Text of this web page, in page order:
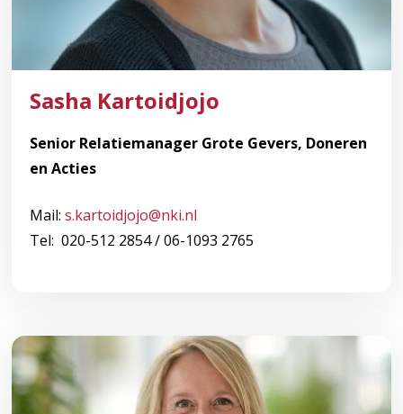
Sasha Kartoidjojo
Senior Relatiemanager Grote Gevers, Doneren
en Acties
Mail:s.kartoidjojo@nki.nl
Tel: 020-512 2854 / 06-1093 2765